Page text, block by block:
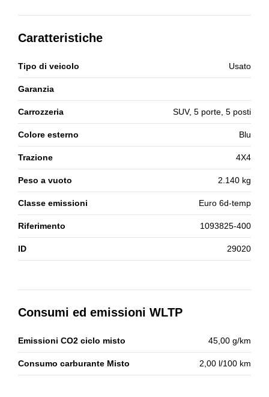
Caratteristiche
Tipo di veicolo Usato
Garanzia
Carrozzeria SUV, 5 porte, 5 posti
Colore esterno Blu
Trazione 4X4
Peso a vuoto 2.140 kg
Classe emissioni Euro 6d-temp
Riferimento 1093825-400
ID 29020
Consumi ed emissioni WLTP
Emissioni CO2 ciclo misto 45,00 g/km
Consumo carburante Misto 2,00 l/100 km